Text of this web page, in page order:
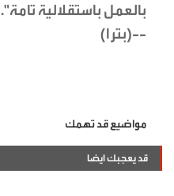
بالعمل باستقلالية تامة".
--(بترا)
مواضيع قد تهمك
قد يعجبك ايضا